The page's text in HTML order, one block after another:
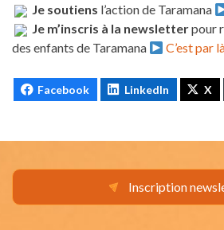
Je soutiens l’action de Taramana
Je m’inscris à la newsletterpour
des enfants de Taramana
C’est par
Facebook LinkedIn X
Inscription